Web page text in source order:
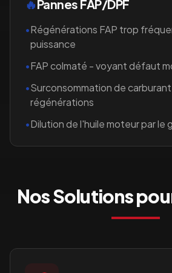
🔥 Pannes FAP/DPF
•Régénérations FAP trop
puissance
•FAP colmaté - voyant défaut
•Surconsommation de
régénérations
•Dilution de l'huile moteur par le
Nos Solutions